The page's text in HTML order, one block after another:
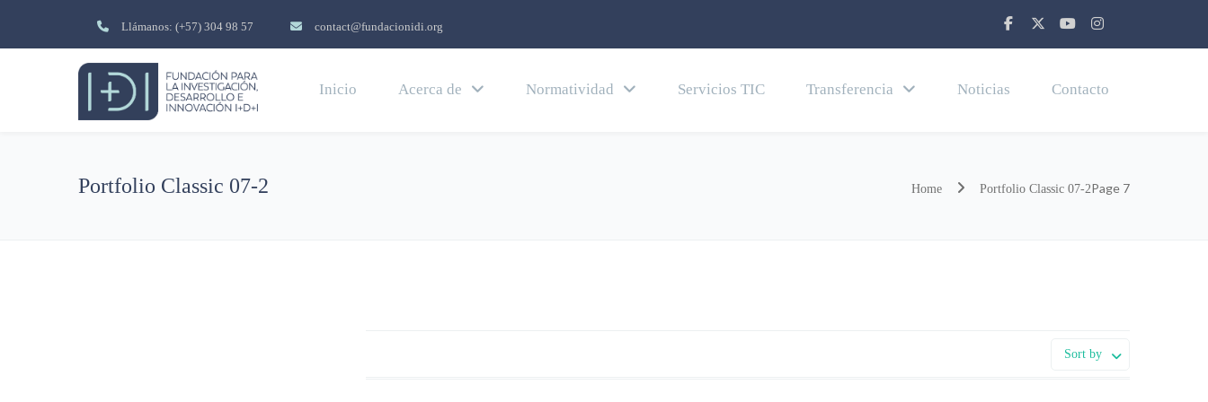
Llámanos: (+57) 304 98 57 contact@fundacionidi.org
Inicio Acerca de Normatividad Servicios TIC Transferencia Noticias Contacto
Portfolio Classic 07-2 Home Portfolio Classic 07-2Page 7
Sort by